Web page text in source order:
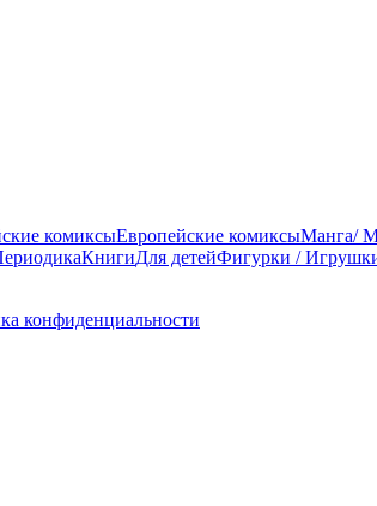
комиксыЕвропейские комиксыМанга/
КнигиДля детейФигурки /
конфиденциальности